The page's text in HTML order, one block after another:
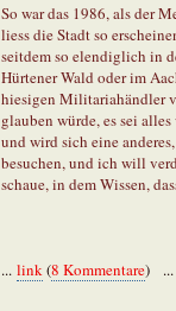
So war das 1986, als der
liess die Stadt so
seitdem so elendiglich in
Hürtener Wald oder im
hiesigen Militariahändler
glauben würde, es sei
und wird sich eine
besuchen, und ich will
schaue, in dem Wissen,
... link(8 Kommentare) ...